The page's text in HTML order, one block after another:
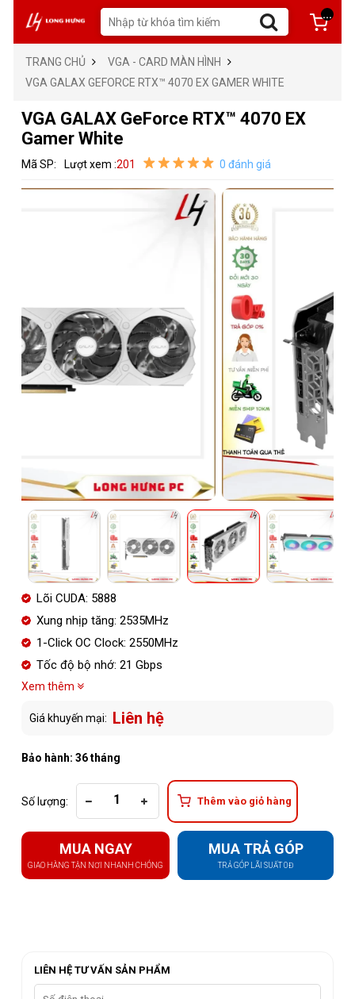
...
TRANG CHỦ
VGA - CARD MÀN HÌNH
VGA GALAX GEFORCE RTX™ 4070 EX GAMER WHITE
VGA GALAX GeForce RTX™ 4070 EX
Gamer White
Mã SP: Lượt xem :201 0 đánh giá
Lõi CUDA: 5888
Xung nhịp tăng: 2535MHz
1-Click OC Clock: 2550MHz
Tốc độ bộ nhớ: 21 Gbps
Xem thêm
Giá khuyến mại: Liên hệ
Bảo hành: 36 tháng
Số lượng: Thêm vào giỏ hàng
MUA NGAY
GIAO HÀNG TẬN NƠI NHANH CHÓNG
MUA TRẢ GÓP
TRẢ GÓP LÃI SUẤT 0Đ
LIÊN HỆ TƯ VẤN SẢN PHẨM